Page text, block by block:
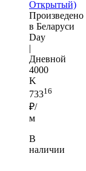
Открытый)
Произведено
в Беларуси
Day
|
Дневной
4000
K
73316
₽/
м
В
наличии